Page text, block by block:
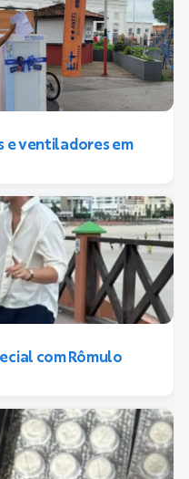
e ventiladores em
com Rômulo